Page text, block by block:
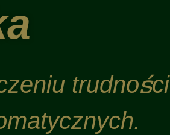
trudności